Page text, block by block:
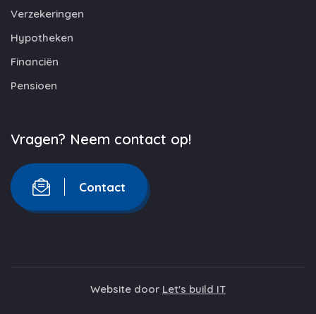
Verzekeringen
Hypotheken
Financiën
Pensioen
Vragen? Neem contact op!
Contact
Website door Let's build IT